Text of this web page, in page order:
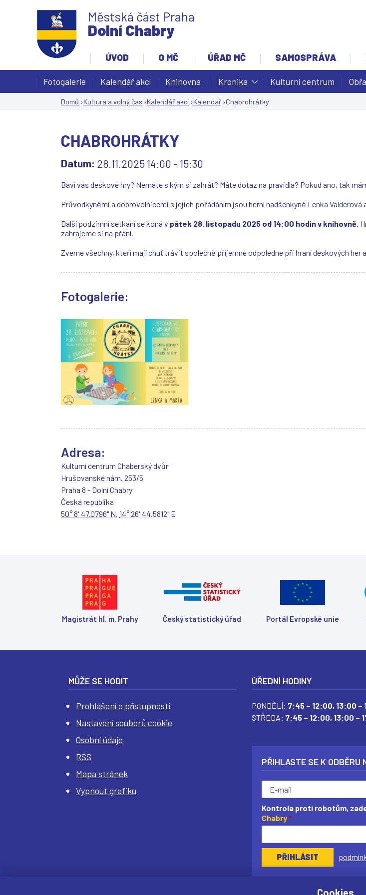
Městská část Praha
Dolní Chabry
ÚVOD O MČ ÚŘAD MČ SAMOSPRÁVA
Fotogalerie Kalendář akcí Knihovna Kronika Kulturní centrum
zde
Domů ›Kultura a volný čas ›Kalendář akcí ›Kalendář ›Chabrohrátky
CHABROHRÁTKY
Datum: 28.11.2025 14:00 - 15:30
Baví vás deskové hry? Nemáte s kým si zahrát? Máte dotaz na pravidla? Pokud ano, tak
Průvodkyněmi a dobrovolnicemi s jejich pořádáním jsou herní nadšenkyně Lenka Valderová
Další podzimní setkání se koná v pátek 28. listopadu 2025 od 14:00 hodin v knihovně.
zahrajeme si na přání.
Zveme všechny, kteří mají chuť trávit společně příjemné odpoledne při hraní deskových her
Fotogalerie:
Adresa:
Kulturní centrum Chaberský dvůr
Hrušovanské nám. 253/5
Praha 8 - Dolní Chabry
Česká republika
50° 8' 47.0796" N, 14° 26' 44.5812" E
Magistrát hl. m. Prahy Český statistický úřad Portál Evropské unie
MŮŽE SE HODIT
Prohlášení o přístupnosti
Nastavení souborů cookie
Osobní údaje
RSS
Mapa stránek
Vypnout grafiku
ÚŘEDNÍ HODINY
PONDĚLÍ: 7:45 – 12:00, 13:00 –
STŘEDA: 7:45 – 12:00, 13:00 –
PŘIHLASTE SE K ODBĚRU
Kontrola proti robotům,
Chabry*
Cookies